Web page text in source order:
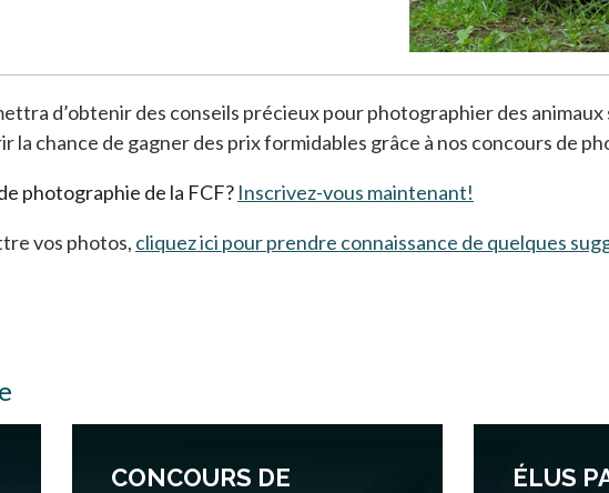
d’obtenir des conseils précieux pour photographier des
chance de gagner des prix formidables grâce à nos concours de
photographie de la FCF? Inscrivez-vous maintenant!
vos photos, cliquez ici pour prendre connaissance de quelques
CONCOURS DE
ÉLUS